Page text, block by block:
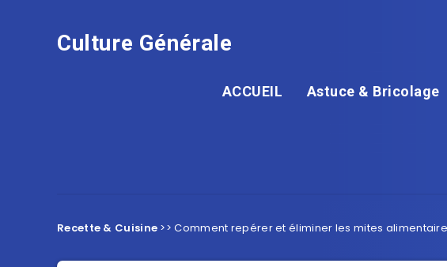
Culture Générale
ACCUEIL Astuce & Bricolage
Recette & Cuisine >>Comment repérer et éliminer les mites